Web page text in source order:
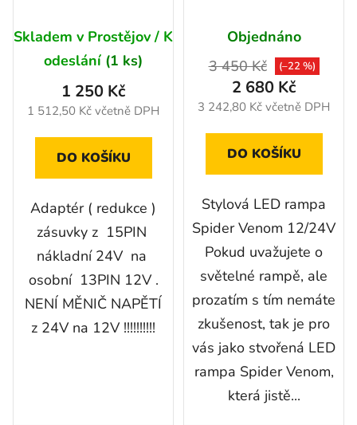
1750mm
Skladem v Prostějov / K
odeslání (1 ks)
1 512,50 Kč včetně DPH
1 250 Kč
DO KOŠÍKU
Adaptér ( redukce )
zásuvky z 15PIN
nákladní 24V na
osobní 13PIN 12V .
NENÍ MĚNIČ NAPĚTÍ
z 24V na 12V !!!!!!!!!!
Objednáno
3 242,80 Kč včetně DPH
2 680 Kč
3 450 Kč (–22 %)
DO KOŠÍKU
Stylová LED rampa
Spider Venom 12/24V
Pokud uvažujete o
světelné rampě, ale
prozatím s tím nemáte
zkušenost, tak je pro
vás jako stvořená LED
rampa Spider Venom,
která jistě...